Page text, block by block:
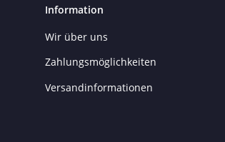
Information
Wir über uns
Zahlungsmöglichkeiten
Versandinformationen